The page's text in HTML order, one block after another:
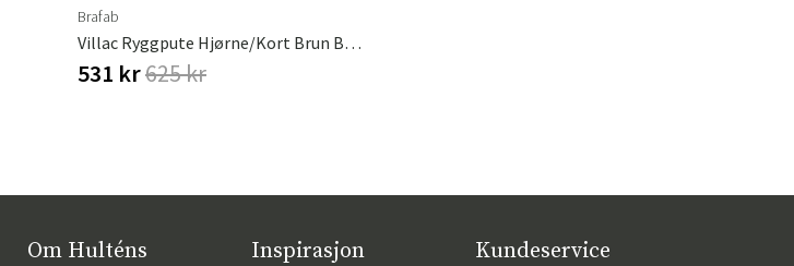
Brafab
Villac Ryggpute Hjørne/kort Brun Brafab
531 kr625 kr
Om Hulténs Inspirasjon Kundeservice